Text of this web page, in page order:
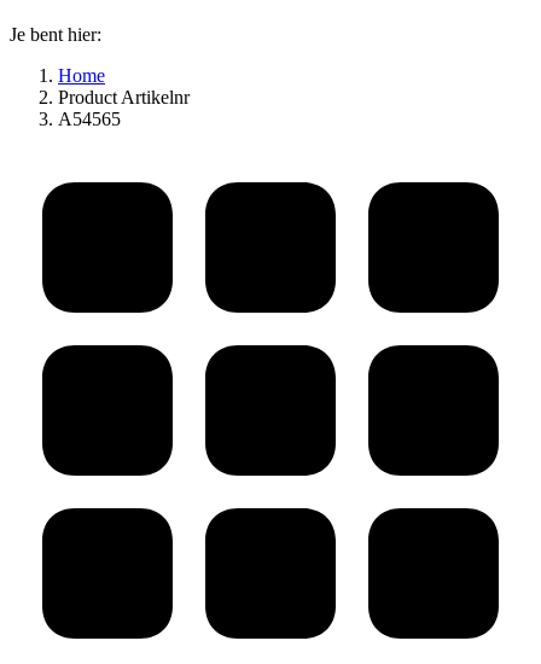
Je bent hier:
Home
Product Artikelnr
A54565